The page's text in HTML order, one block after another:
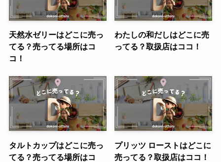
天然水ゼリーはどこに売っ
てる？売ってる場所はコ
コ！
わたしの和だしはどこに売
ってる？取扱店はココ！
タルトカップはどこに売っ
てる？売ってる場所はコ
プリッツ ローストはどこに
売ってる？取扱店はココ！